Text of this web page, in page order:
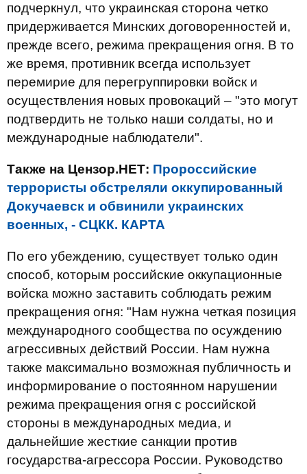
подчеркнул, что украинская сторона четко
придерживается Минских договоренностей и,
прежде всего, режима прекращения огня. В то
же время, противник всегда использует
перемирие для перегруппировки войск и
осуществления новых провокаций – "это могут
подтвердить не только наши солдаты, но и
международные наблюдатели".
Также на Цензор.НЕТ: Пророссийские
террористы обстреляли оккупированный
Докучаевск и обвинили украинских
военных, - СЦКК. КАРТА
По его убеждению, существует только один
способ, которым российские оккупационные
войска можно заставить соблюдать режим
прекращения огня: "Нам нужна четкая позиция
международного сообщества по осуждению
агрессивных действий России. Нам нужна
также максимально возможная публичность и
информирование о постоянном нарушении
режима прекращения огня с российской
стороны в международных медиа, и
дальнейшие жесткие санкции против
государства-агрессора России. Руководство